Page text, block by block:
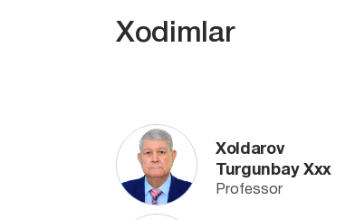
Xodimlar
Xoldarov
Turgunbay Xxx
Professor